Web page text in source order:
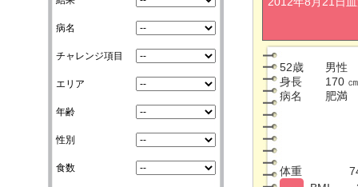
病名
チャレンジ項目
エリア
年齢
性別
食数
52歳
男性
身長
170 ㎝
病名
肥満
体重